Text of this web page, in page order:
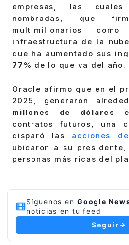
empresas, las
nombradas, que
multimillonarios
infraestructura de la
que ha aumentado sus
77% de lo que va del año.
Oracle afirmo que en el
2025, generaron
millones de dólares
contratos futuros, una
disparó las acciones
ubicaron a su
personas más ricas del
Síguenos en Google
noticias en tu feed
Seguir